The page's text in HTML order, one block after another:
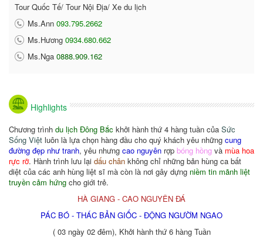
Tour Quốc Tế/ Tour Nội Địa/ Xe du lịch
Ms.Ann 093.795.2662
Ms.Hương 0934.680.662
Ms.Nga 0888.909.162
Highlights
Chương trình du lịch Đông Bắc khởi hành thứ 4 hàng tuần của Sức
Sống Việt luôn là lựa chọn hàng đầu cho quý khách yêu những cung
đường đẹp như tranh, yêu nhưng cao nguyên rợp bóng hồng và mùa hoa
rực rỡ. Hành trình lưu lại dấu chân không chỉ những bản hùng ca bất
diệt của các anh hùng liệt sĩ mà còn là nơi gây dựng niềm tin mãnh liệt
truyền cảm hứng cho giới trẻ.
HÀ GIANG - CAO NGUYÊN ĐÁ
PÁC BÓ - THÁC BẢN GIỐC - ĐỘNG NGƯỜM NGAO
( 03 ngày 02 đêm), Khởi hành thứ 6 hàng Tuần